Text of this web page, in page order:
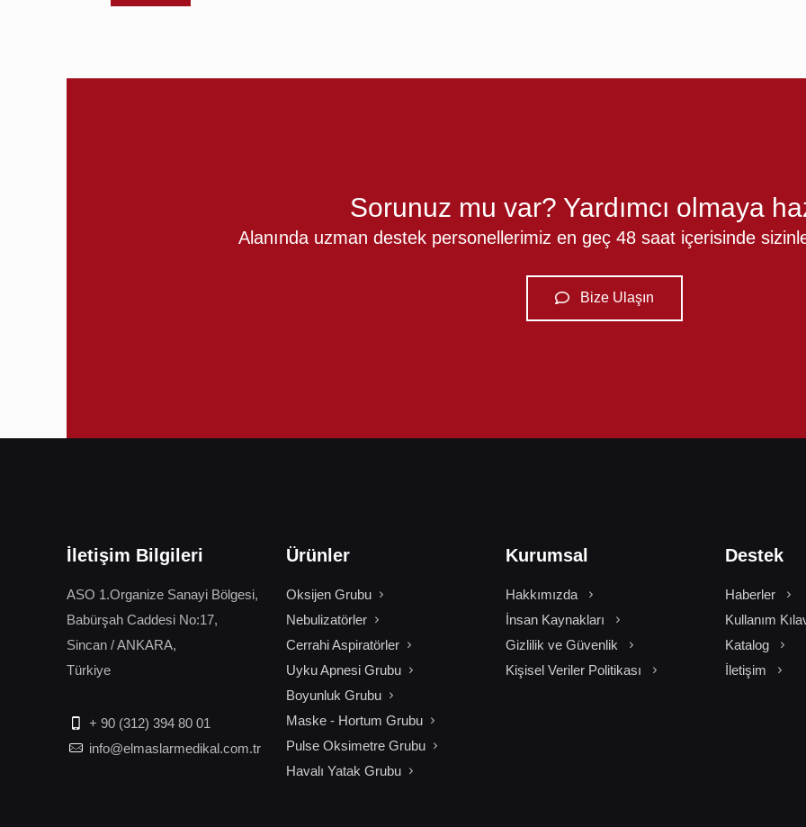
Sorunuz mu var? Yardımcı olmaya
Alanında uzman destek personellerimiz en geç 48 saat içerisinde
Bize Ulaşın
İletişim Bilgileri
ASO 1.Organize Sanayi Bölgesi,
Babürşah Caddesi No:17,
Sincan / ANKARA,
Türkiye
+ 90 (312) 394 80 01
info@elmaslarmedikal.com.tr
Ürünler
Oksijen Grubu
Nebulizatörler
Cerrahi Aspiratörler
Uyku Apnesi Grubu
Boyunluk Grubu
Maske - Hortum Grubu
Pulse Oksimetre Grubu
Havalı Yatak Grubu
Kurumsal
Hakkımızda
İnsan Kaynakları
Gizlilik ve Güvenlik
Kişisel Veriler Politikası
Destek
Haberler
Kullanım
Katalog
İletişim